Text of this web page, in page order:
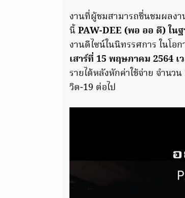
งานที่ผู้ชมสามารถชื่นชมผลงา
นี้PAW-DEE (พอ ออ ดี) ใน
งานดีไซน์ในนิทรรศการ ในโอ
เสาร์ที่ 15 พฤษภาคม 2564 เ
รายได้หลังหักค่าใช้จ่าย จำนว
วิด-19 ต่อไป